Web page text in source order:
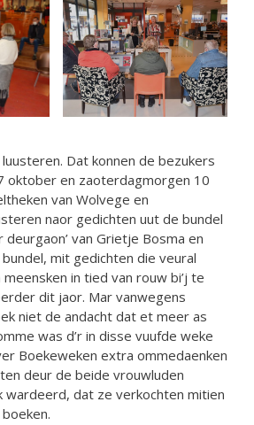
Dat konnen de bezukers
oktober en zaoterdagmorgen 10
van Wolvege en
naor gedichten uut de bundel
deurgaon’ van Grietje Bosma en
mit gedichten die veural
in tied van rouw bi’j te
dit jaor. Mar vanwegens
niet de andacht dat et meer as
was d’r in disse vuufde weke
Boekeweken extra ommedaenken
deur de beide vrouwluden
wardeerd, dat ze verkochten mitien